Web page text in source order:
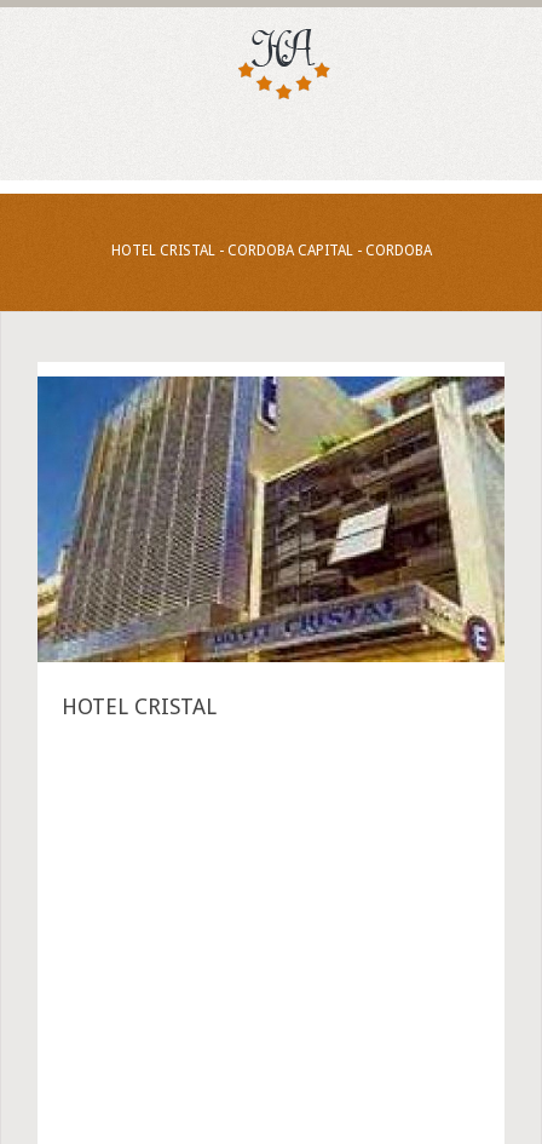
HOTEL CRISTAL - CORDOBA CAPITAL - CORDOBA
HOTEL CRISTAL